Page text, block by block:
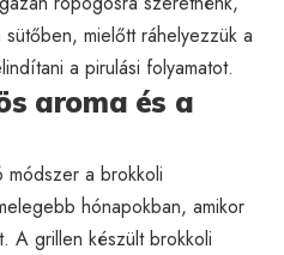
mielőtt ráhelyezzük a
a pirulási folyamatot.
aroma és a
módszer a brokkoli
hónapokban, amikor
A grillen készült brokkoli